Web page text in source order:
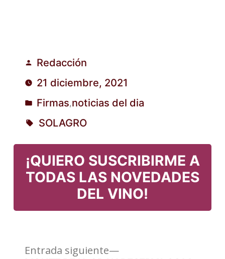
Publicado
por
Redacción
21 diciembre, 2021
Publicado
en
Firmas,noticias del dia
SOLAGRO
¡QUIERO SUSCRIBIRME A
TODAS LAS NOVEDADES
DEL VINO!
Navegación
Entrada siguiente
Entrada